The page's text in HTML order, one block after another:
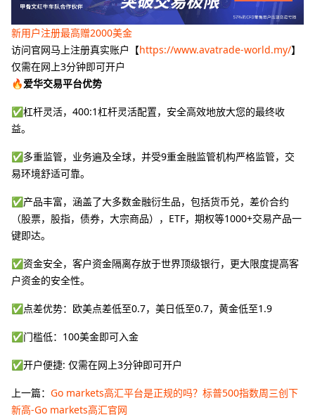
新用户注册最高赠2000美金
访问官网马上注册真实账户【https://www.avatrade-world.my/】
仅需在网上3分钟即可开户
🔥爱华交易平台优势
✅杠杆灵活，400:1杠杆灵活配置，安全高效地放大您的最终收
益。
✅多重监管，业务遍及全球，并受9重金融监管机构严格监管，交
易环境舒适可靠。
✅产品丰富，涵盖了大多数金融衍生品，包括货币兑，差价合约
（股票，股指，债券，大宗商品），ETF，期权等1000+交易产品一
键即达。
✅资金安全，客户资金隔离存放于世界顶级银行，更大限度提高客
户资金的安全性。
✅点差优势：欧美点差低至0.7，美日低至0.7，黄金低至1.9
✅门槛低：100美金即可入金
✅开户便捷: 仅需在网上3分钟即可开户
上一篇： Go markets高汇平台是正规的吗？标普500指数周三创下
新高-Go markets高汇官网